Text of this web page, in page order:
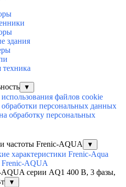
здания
техника
▼
файлов cookie
персональных данных
обработку персональных
частоты Frenic-AQUA ▼
характеристики Frenic-Aqua
AQUA
серии AQ1 400 В, 3 фазы,
▼